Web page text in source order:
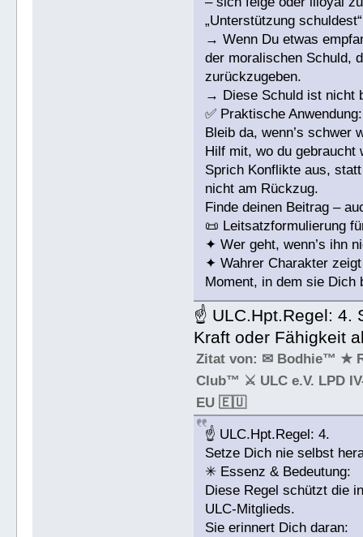
„Unterstützung schuldest“
→ Wenn Du etwas
der moralischen Schuld,
zurückzugeben.
→ Diese Schuld ist nicht
✅ Praktische Anwendung:
Bleib da, wenn’s schwer
Hilf mit, wo du gebraucht
Sprich Konflikte aus,
nicht am Rückzug.
Finde deinen Beitrag –
📜 Leitsatzformulierung
✦ Wer geht, wenn’s ihn
✦ Wahrer Charakter
Moment, in dem sie Dich
☝ ULC.Hpt.Regel: 4.
Kraft oder Fähigkeit
Zitat von: ✉ Bodhie™ ★
Club™ ⚔ ULC e.V. LPD
EU 🇪🇺
☝ ULC.Hpt.Regel: 4.
Setze Dich nie selbst
✳ Essenz & Bedeutung:
Diese Regel schützt die
ULC-Mitglieds.
Sie erinnert Dich daran: